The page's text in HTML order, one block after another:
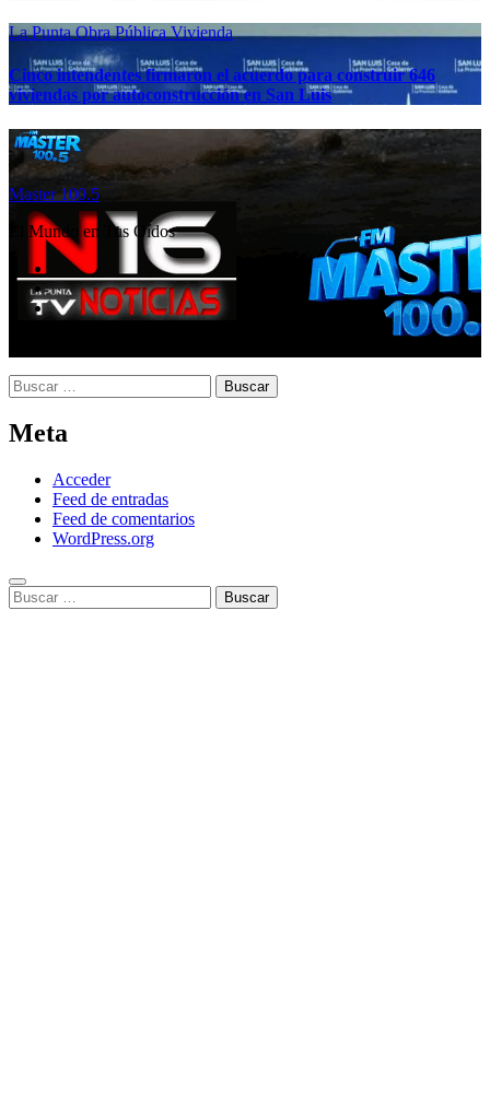
La PuntaObra PúblicaVivienda
Cinco intendentes firmaron el acuerdo para construir 646
viviendas por autoconstrucción en San Luis
Master 100.5
El Mundo en Tus Oídos
Buscar:
Meta
Acceder
Feed de entradas
Feed de comentarios
WordPress.org
Buscar: